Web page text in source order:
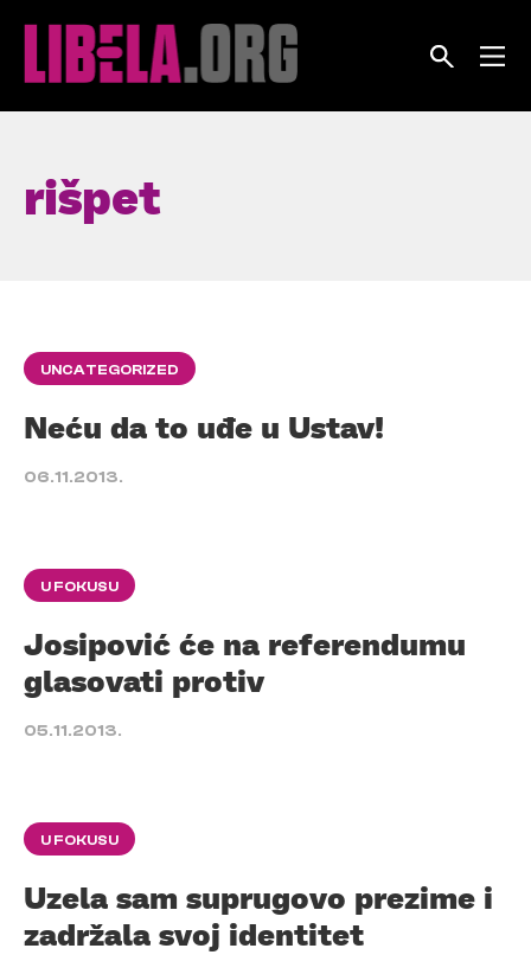
rišpet
UNCATEGORIZED
Neću da to uđe u Ustav!
06.11.2013.
U FOKUSU
Josipović će na referendumu
glasovati protiv
05.11.2013.
U FOKUSU
Uzela sam suprugovo prezime i
zadržala svoj identitet